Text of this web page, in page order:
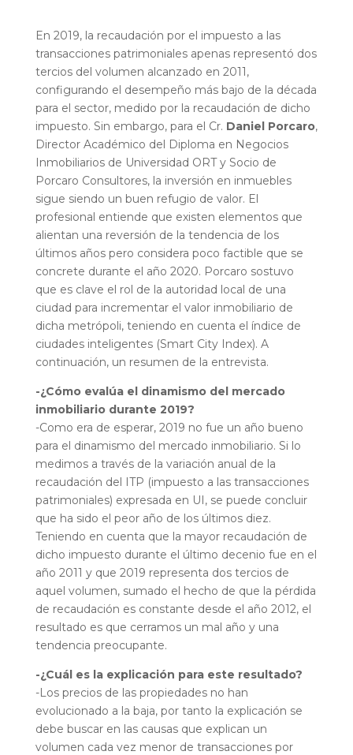
En 2019, la recaudación por el impuesto a las
transacciones patrimoniales apenas representó dos
tercios del volumen alcanzado en 2011,
configurando el desempeño más bajo de la década
para el sector, medido por la recaudación de dicho
impuesto. Sin embargo, para el Cr. Daniel Porcaro,
Director Académico del Diploma en Negocios
Inmobiliarios de Universidad ORT y Socio de
Porcaro Consultores, la inversión en inmuebles
sigue siendo un buen refugio de valor. El
profesional entiende que existen elementos que
alientan una reversión de la tendencia de los
últimos años pero considera poco factible que se
concrete durante el año 2020. Porcaro sostuvo
que es clave el rol de la autoridad local de una
ciudad para incrementar el valor inmobiliario de
dicha metrópoli, teniendo en cuenta el índice de
ciudades inteligentes (Smart City Index). A
continuación, un resumen de la entrevista.
-¿Cómo evalúa el dinamismo del mercado
inmobiliario durante 2019?
-Como era de esperar, 2019 no fue un año bueno
para el dinamismo del mercado inmobiliario. Si lo
medimos a través de la variación anual de la
recaudación del ITP (impuesto a las transacciones
patrimoniales) expresada en UI, se puede concluir
que ha sido el peor año de los últimos diez.
Teniendo en cuenta que la mayor recaudación de
dicho impuesto durante el último decenio fue en el
año 2011 y que 2019 representa dos tercios de
aquel volumen, sumado el hecho de que la pérdida
de recaudación es constante desde el año 2012, el
resultado es que cerramos un mal año y una
tendencia preocupante.
-¿Cuál es la explicación para este resultado?
-Los precios de las propiedades no han
evolucionado a la baja, por tanto la explicación se
debe buscar en las causas que explican un
volumen cada vez menor de transacciones por